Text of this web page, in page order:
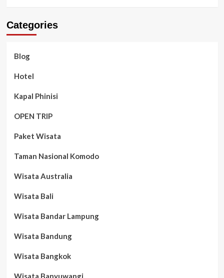
Categories
Blog
Hotel
Kapal Phinisi
OPEN TRIP
Paket Wisata
Taman Nasional Komodo
Wisata Australia
Wisata Bali
Wisata Bandar Lampung
Wisata Bandung
Wisata Bangkok
Wisata Banyuwangi